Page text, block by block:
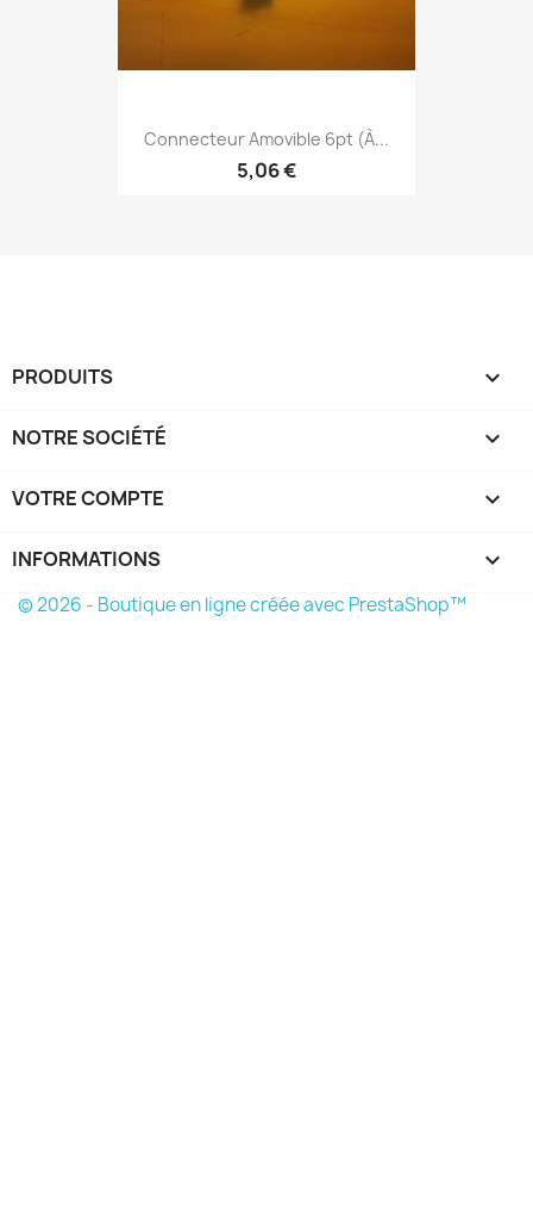
Connecteur Amovible 6pt (à...
5,06 €
PRODUITS 
NOTRE SOCIÉTÉ 
VOTRE COMPTE 
INFORMATIONS keyboard_arrow_down
© 2026 - Boutique en ligne créée avec PrestaShop™